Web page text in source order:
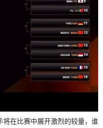
在比赛中展开激烈的较量，谁